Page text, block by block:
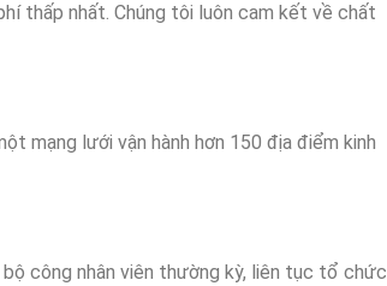
thấp nhất. Chúng tôi luôn cam kết về chất
mạng lưới vận hành hơn 150 địa điểm kinh
công nhân viên thường kỳ, liên tục tổ chức